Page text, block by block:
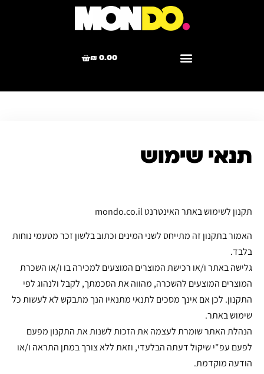
₪ 0.00
תנאי שימוש
תקנון לשימוש באתר האינטרנט mondo.co.il
האמור בתקנון זה מתייחס לשני המינים וכתוב בלשון זכר מטעמי נוחות
בלבד.
גלישה באתר ו/או רכישת המוצרים המוצעים למכירה בו ו/או השכרת
המוצרים המוצעים להשכרה, מהווה את הסכמתך, לקבל ולנהוג לפי
התקנון. לכן אם אינך מסכים לתנאי מתנאיו הנך מתבקש לא לעשות כל
שימוש באתר.
הנהלת האתר שומרת לעצמה את הזכות לשנות את התקנון מפעם
לפעם עפ"י שיקול דעתה הבלעדי, וזאת ללא צורך במתן התראה ו/או
הודעה מוקדמת.